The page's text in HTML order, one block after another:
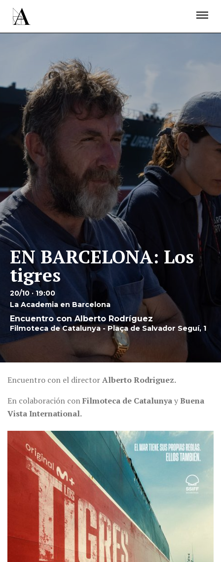
EN BARCELONA: Los
tigres
20/10 · 19:00
La Academia en Barcelona
Encuentro con Alberto Rodríguez
Filmoteca de Catalunya - Plaça de Salvador Seguí, 1
Encuentro con el directorAlberto Rodriguez.
En colaboración conFilmoteca de CatalunyayBuena
Vista International.
ÚNETE A LA ACADEMIA DE CINE